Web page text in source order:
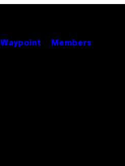
Waypoint Members